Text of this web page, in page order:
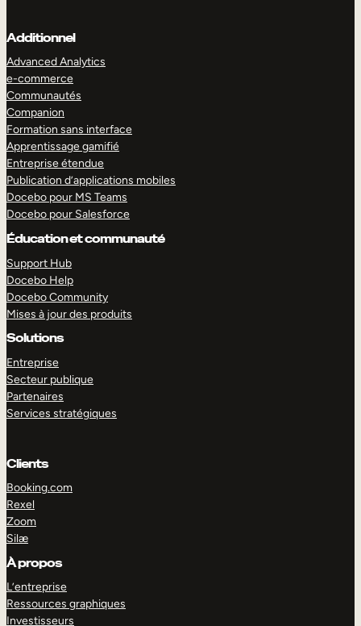
Additionnel
Advanced Analytics
e-commerce
Communautés
Companion
Formation sans interface
Apprentissage gamifié
Entreprise étendue
Publication d’applications mobiles
Docebo pour MS Teams
Docebo pour Salesforce
Éducation et communauté
Support Hub
Docebo Help
Docebo Community
Mises à jour des produits
Solutions
Entreprise
Secteur publique
Partenaires
Services stratégiques
Clients
Booking.com
Rexel
Zoom
Silæ
À propos
L’entreprise
Ressources graphiques
Investisseurs